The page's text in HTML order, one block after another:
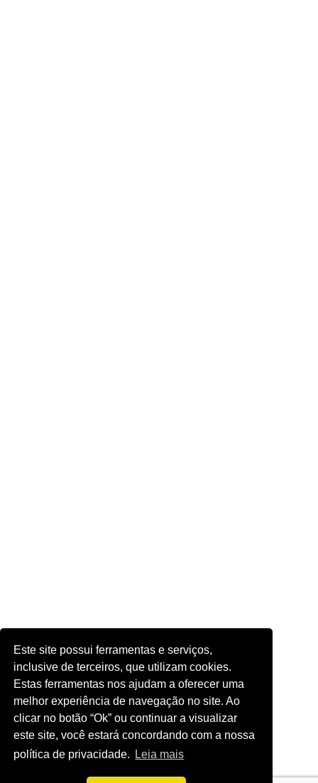
Este site possui ferramentas e serviços,
inclusive de terceiros, que utilizam cookies.
Estas ferramentas nos ajudam a oferecer uma
melhor experiência de navegação no site. Ao
clicar no botão “Ok” ou continuar a visualizar
este site, você estará concordando com a nossa
política de privacidade.
Leia mais